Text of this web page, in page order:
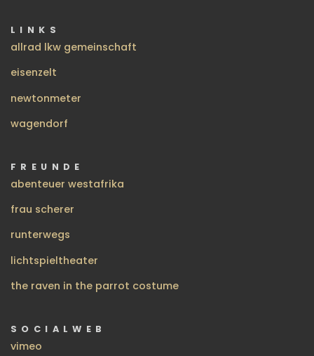
LINKS
allrad lkw gemeinschaft
eisenzelt
newtonmeter
wagendorf
FREUNDE
abenteuer westafrika
frau scherer
runterwegs
lichtspieltheater
the raven in the parrot costume
SOCIALWEB
vimeo